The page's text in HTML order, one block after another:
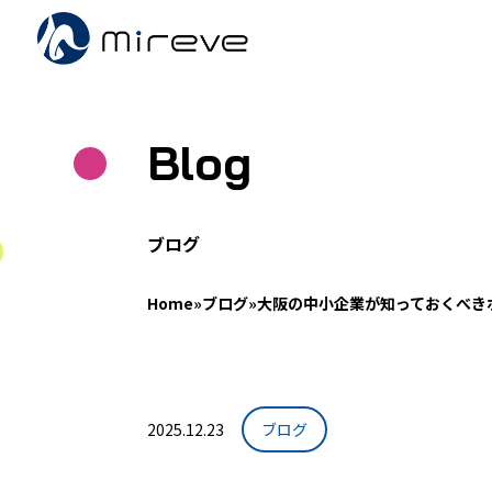
Blog
ブログ
Home»ブログ»大阪の中小企業が知っておくべ
2025.12.23 ブログ